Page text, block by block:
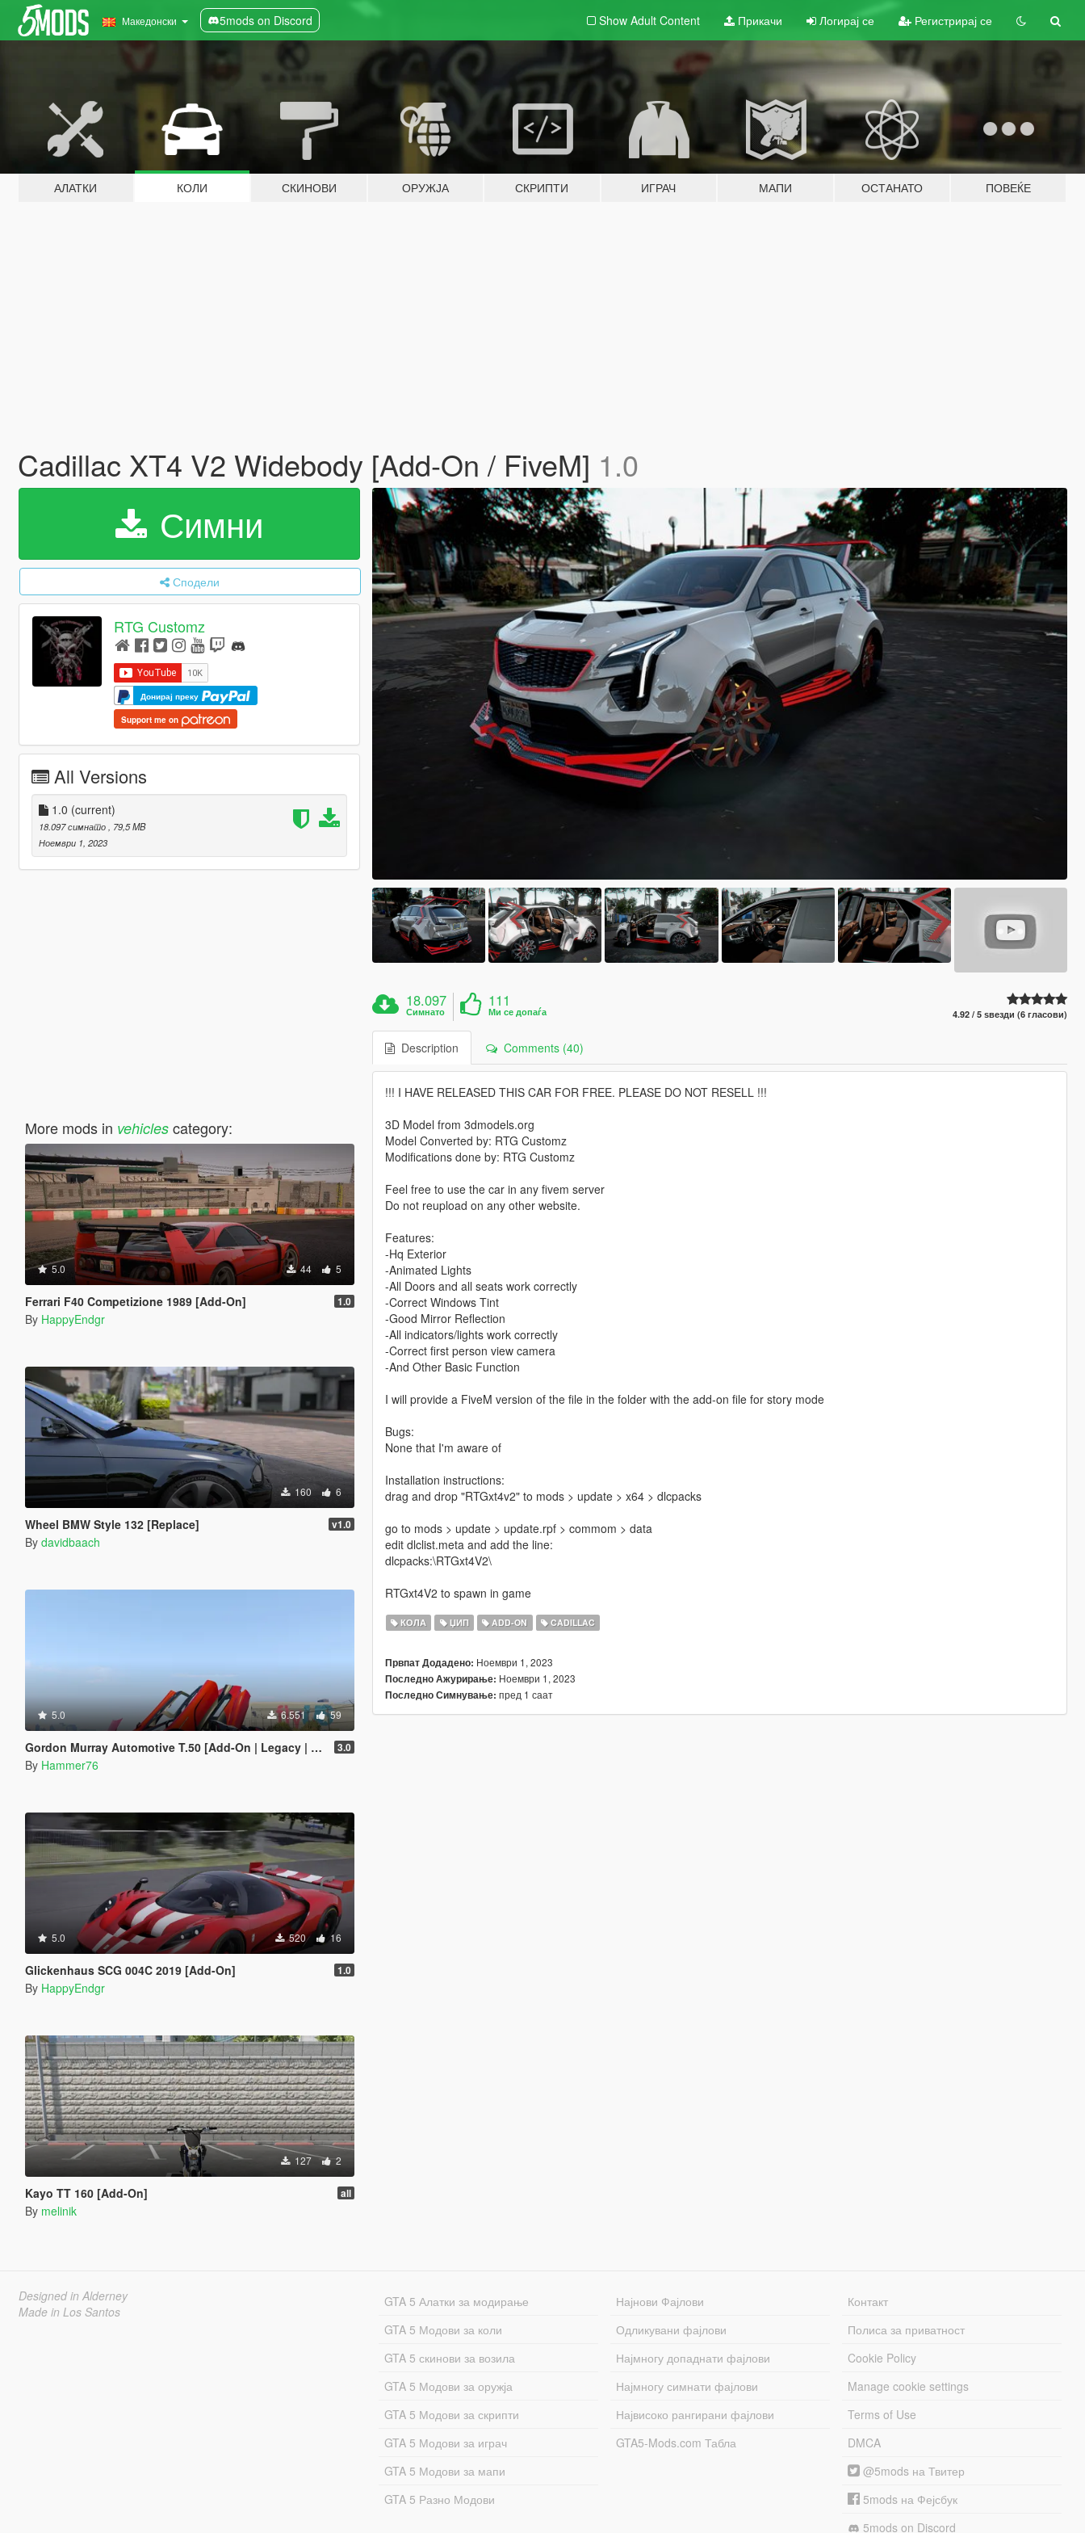
Македонски 5mods on Discord Show Adult Content Прикачи Логирај се Регистрирај се
АЛАТКИ КОЛИ СКИНОВИ ОРУЖЈА СКРИПТИ ИГРАЧ МАПИ ОСТАНАТО ПОВЕЌЕ
Cadillac XT4 V2 Widebody [Add-On / FiveM] 1.0
Симни
Сподели
RTG Customz
Донирај преку
Support me on
All Versions
1.0 (current)
18.097 симнато
, 79,5 MB
Ноември 1, 2023
More mods in vehiclescategory:
5.0 44 5
Ferrari F40 Competizione 1989 [Add-On] 1.0
By HappyEndgr
160 6
Wheel BMW Style 132 [Replace] v1.0
By davidbaach
5.0 6.551 59
Gordon Murray Automotive T.50 [Add-On | Legacy | Enhanced] 3.0
By Hammer76
5.0 520 16
Glickenhaus SCG 004C 2019 [Add-On] 1.0
By HappyEndgr
127 2
Kayo TT 160 [Add-On] all
By melinik
18.097
Симнато
111
Ми се допаѓа 4.92 / 5 ѕвезди (6 гласови)
Description Comments (40)
!!! I HAVE RELEASED THIS CAR FOR FREE. PLEASE DO NOT RESELL !!!
3D Model from 3dmodels.org
Model Converted by: RTG Customz
Modifications done by: RTG Customz
Feel free to use the car in any fivem server
Do not reupload on any other website.
Features:
-Hq Exterior
-Animated Lights
-All Doors and all seats work correctly
-Correct Windows Tint
-Good Mirror Reflection
-All indicators/lights work correctly
-Correct first person view camera
-And Other Basic Function
I will provide a FiveM version of the file in the folder with the add-on file for story mode
Bugs:
None that I'm aware of
Installation instructions:
drag and drop "RTGxt4v2" to mods > update > x64 > dlcpacks
go to mods > update > update.rpf > commom > data
edit dlclist.meta and add the line:
dlcpacks:\RTGxt4V2\
RTGxt4V2 to spawn in game
КОЛА ЏИП ADD-ON CADILLAC
Првпат Додадено: Ноември 1, 2023
Последно Ажурирање: Ноември 1, 2023
Последно Симнување: пред 1 саат
Designed in Alderney
Made in Los Santos
GTA 5 Алатки за модирање
GTA 5 Модови за коли
GTA 5 скинови за возила
GTA 5 Модови за оружја
GTA 5 Модови за скрипти
GTA 5 Модови за играч
GTA 5 Модови за мапи
GTA 5 Разно Модови
Најнови Фајлови
Одликувани фајлови
Најмногу допаднати фајлови
Најмногу симнати фајлови
Највисоко рангирани фајлови
GTA5-Mods.com Табла
Контакт
Полиса за приватност
Cookie Policy
Manage cookie settings
Terms of Use
DMCA
@5mods на Твитер
5mods на Фејсбук
5mods on Discord